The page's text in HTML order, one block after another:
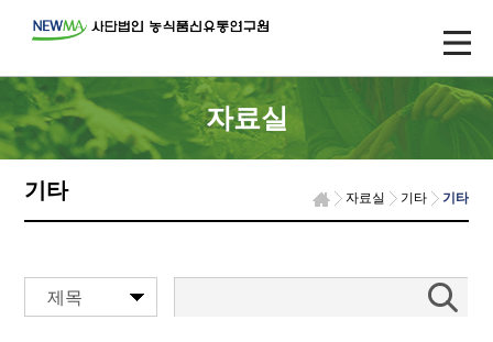
자료실
기타 자료실 기타 기타
제목